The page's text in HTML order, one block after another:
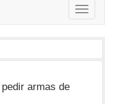
Toggle
armas de